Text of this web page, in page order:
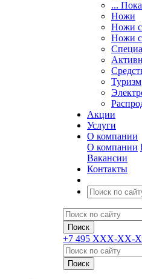
...
Ножи
Ножи
Ножи
Туризм
Акции
Услуги
О компании
О компании
Вакансии
Контакты
+7 495 XXX-XX-